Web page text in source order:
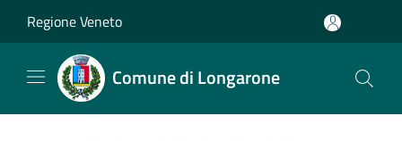
Regione Veneto
Comune di Longarone